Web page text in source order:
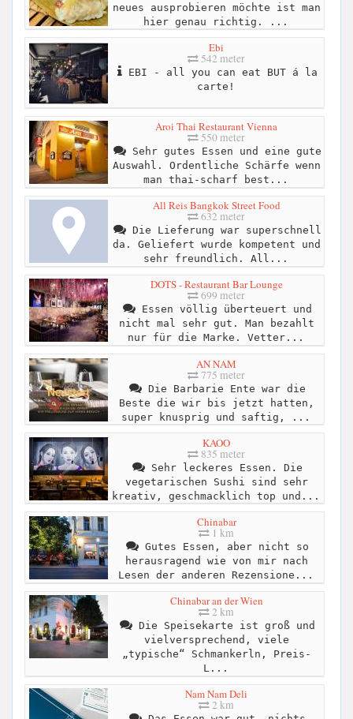
neues ausprobieren möchte ist man
hier genau richtig. ...
Ebi
542 meter
EBI - all you can eat BUT á la
carte!
Aroi Thai Restaurant Vienna
550 meter
Sehr gutes Essen und eine gute
Auswahl. Ordentliche Schärfe wenn
man thai-scharf best...
All Reis Bangkok Street Food
632 meter
Die Lieferung war superschnell
da. Geliefert wurde kompetent und
sehr freundlich. All...
DOTS - Restaurant Bar Lounge
699 meter
Essen völlig überteuert und
nicht mal sehr gut. Man bezahlt
nur für die Marke. Vetter...
AN NAM
775 meter
Die Barbarie Ente war die
Beste die wir bis jetzt hatten,
super knusprig und saftig, ...
KAOO
835 meter
Sehr leckeres Essen. Die
vegetarischen Sushi sind sehr
kreativ, geschmacklich top und...
Chinabar
1 km
Gutes Essen, aber nicht so
herausragend wie von mir nach
Lesen der anderen Rezensione...
Chinabar an der Wien
2 km
Die Speisekarte ist groß und
vielversprechend, viele
„typische“ Schmankerln, Preis-
L...
Nam Nam Deli
2 km